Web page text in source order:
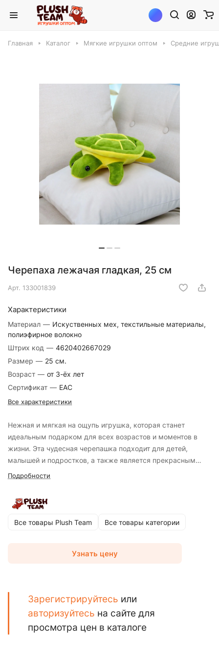
Главная Каталог Мягкие игрушки оптом Средние
Черепаха лежачая гладкая, 25 см
Арт. 133001839
Характеристики
Материал — Искуственных мех, текстильные материалы,
полиэфирное волокно
Штрих код — 4620402667029
Размер — 25 см.
Возраст — от 3-ёх лет
Сертификат — EAC
Все характеристики
Нежная и мягкая на ощупь игрушка, которая станет
идеальным подарком для всех возрастов и моментов в
жизни. Эта чудесная черепашка подходит для детей,
малышей и подростков, а также является прекрасным
выбором для сюрприза близкому человеку. Она
антистрессовый эффект при прикосновении. Мягкая
игрушка - это жест заботы и любви, который оставит
Подробности
Все товары Plush Team Все товары категории
Узнать цену
Зарегистрируйтесь или
авторизуйтесь на сайте для
просмотра цен в каталоге